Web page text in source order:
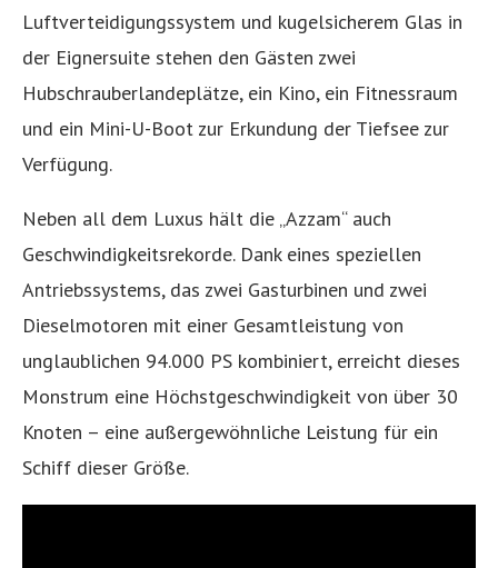
Luftverteidigungssystem und kugelsicherem Glas in
der Eignersuite stehen den Gästen zwei
Hubschrauberlandeplätze, ein Kino, ein Fitnessraum
und ein Mini-U-Boot zur Erkundung der Tiefsee zur
Verfügung.
Neben all dem Luxus hält die „Azzam“ auch
Geschwindigkeitsrekorde. Dank eines speziellen
Antriebssystems, das zwei Gasturbinen und zwei
Dieselmotoren mit einer Gesamtleistung von
unglaublichen 94.000 PS kombiniert, erreicht dieses
Monstrum eine Höchstgeschwindigkeit von über 30
Knoten – eine außergewöhnliche Leistung für ein
Schiff dieser Größe.